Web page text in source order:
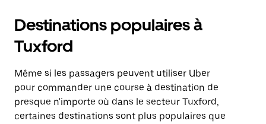
Destinations populaires à
Tuxford
Même si les passagers peuvent utiliser Uber
pour commander une course à destination de
presque n'importe où dans le secteur Tuxford,
certaines destinations sont plus populaires que